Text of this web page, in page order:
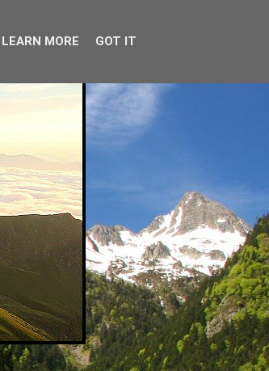
LEARN MORE GOT IT